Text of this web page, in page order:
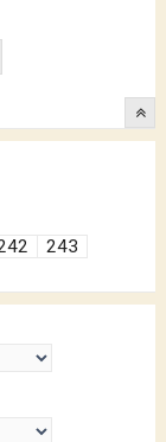
243